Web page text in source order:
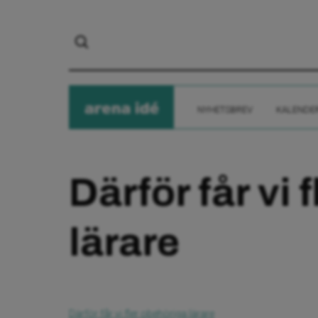
arenaide KALENDER
Därför får vi
lärare
Därför får vi fler obehöriga lärare